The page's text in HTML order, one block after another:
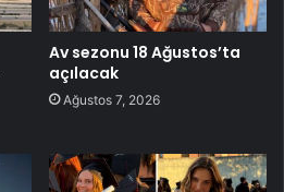
Av sezonu 18 Ağustos’ta
açılacak
Ağustos 7, 2026